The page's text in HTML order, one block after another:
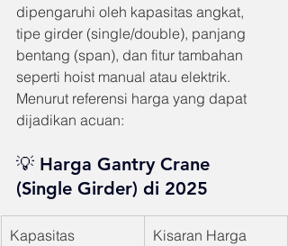
dipengaruhi oleh kapasitas angkat,
tipe girder (single/double), panjang
bentang (span), dan fitur tambahan
seperti hoist manual atau elektrik.
Menurut referensi harga yang dapat
dijadikan acuan:
💡 Harga Gantry Crane
(Single Girder) di 2025
Kapasitas
Kisaran Harga